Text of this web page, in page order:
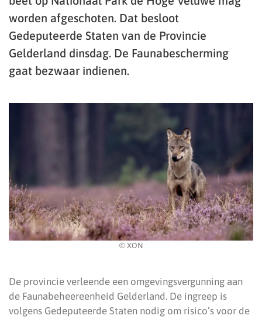
worden afgeschoten. Dat besloot
Gedeputeerde Staten van de Provincie
Gelderland dinsdag. De Faunabescherming
gaat bezwaar indienen.
© XON
De provincie verleende een omgevingsvergunning aan
de Faunabeheereenheid Gelderland. De ingreep is
volgens Gedeputeerde Staten nodig om risico’s voor de